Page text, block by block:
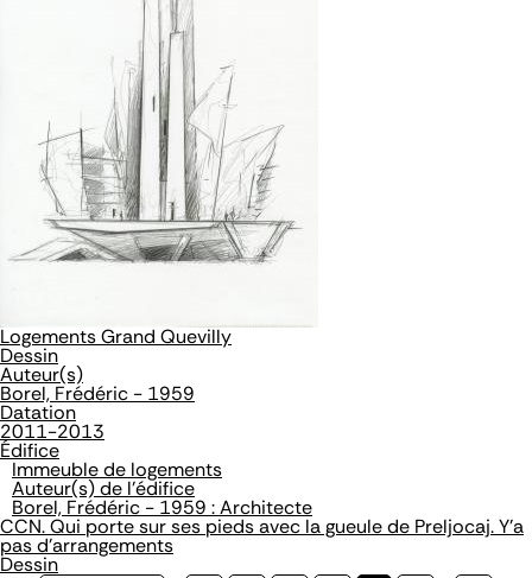
Logements Grand Quevilly
Dessin
Auteur(s)
Borel, Frédéric - 1959
Datation
2011-2013
Édifice
Immeuble de logements
Auteur(s) de l'édifice
Borel, Frédéric - 1959 : Architecte
CCN. Qui porte sur ses pieds avec la gueule de Preljocaj. Y'a
pas d'arrangements
Dessin